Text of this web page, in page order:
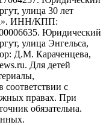
улица 30 лет
ИНН/КПП:
Юридический
улица Энгельса,
Д.М. Караченцева,
Для детей
с
правах. При
обязательна.